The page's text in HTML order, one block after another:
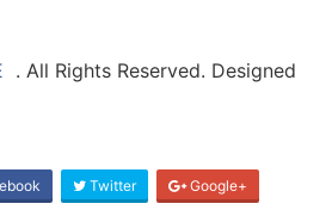
. All Rights Reserved. Designed
Twitter Google+